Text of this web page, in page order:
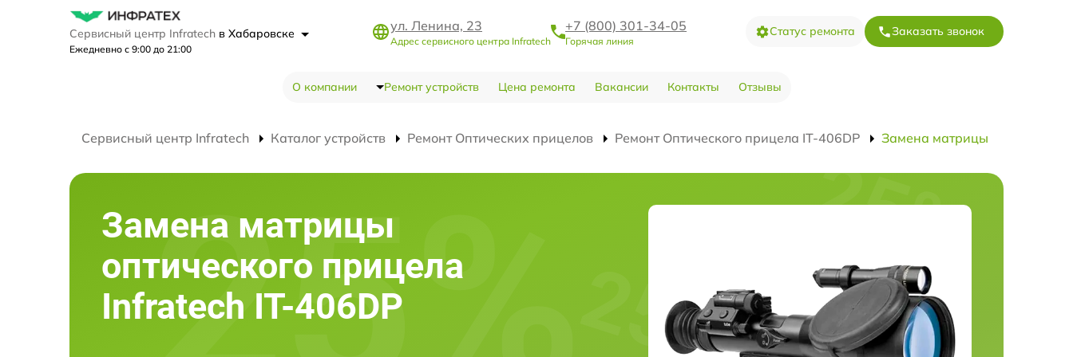
Сервисный центр Infratech в Хабаровске
Ежедневно с 9:00 до 21:00
ул. Ленина, 23
Адрес сервисного центра Infratech
+7 (800) 301-34-05
Горячая линия
Статус ремонта Заказать звонок
О компании Ремонт устройств Цена ремонта Вакансии Контакты Отзывы
Сервисный центр Infratech Каталог устройств Ремонт Оптических прицелов Ремонт Оптического прицела IT-406DP Замена матрицы
Замена матрицы
оптического прицела
Infratech IT-406DP